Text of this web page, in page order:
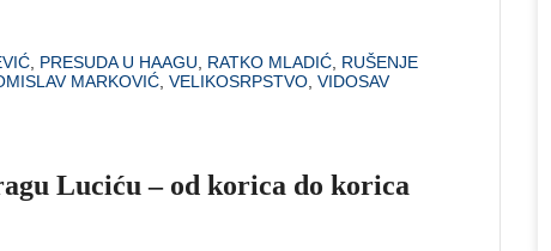
PRESUDA U HAAGU RATKO MLADIĆ RUŠENJE
MARKOVIĆ VELIKOSRPSTVO VIDOSAV
Luciću – od korica do korica